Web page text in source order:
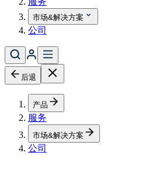
市场&解决方案
公司
后退
产品
服务
市场&解决方案
公司